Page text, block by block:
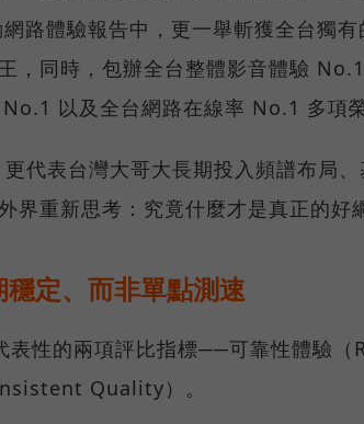
路體驗報告中，更一舉斬獲全台獨有
，同時，包辦全台整體影音體驗
以及全台網路在線率 No.1 多項榮
代表台灣大哥大長期投入頻譜布局
界重新思考：究竟什麼才是真正的好
定、而非單點測速
性的兩項評比指標──可靠性體驗
Quality）。